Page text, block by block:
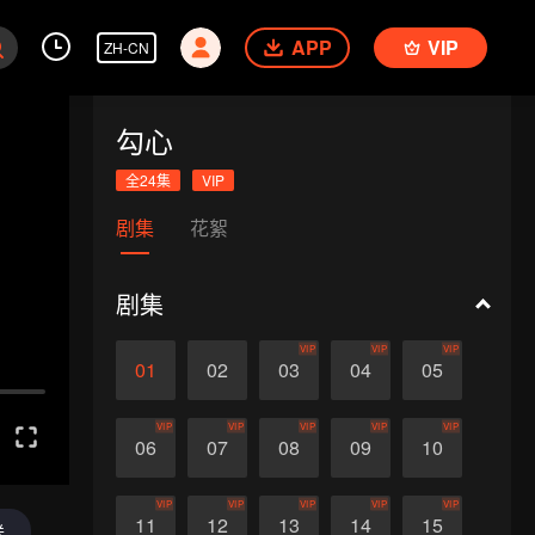
ZH-CN APP VIP
勾心
全24集 VIP
剧集 花絮
剧集
01 02 03
VIP
04
VIP
05
VIP
06
VIP
07
VIP
08
VIP
09
VIP
10
VIP
11
VIP
12
VIP
13
VIP
14
VIP
15
VIP